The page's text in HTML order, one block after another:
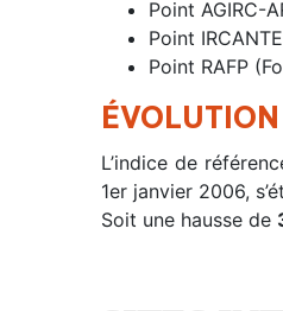
Point AGIRC-
Point
Point RAFP
L’indice de
1er janvier 2006,
Soit une hausse de